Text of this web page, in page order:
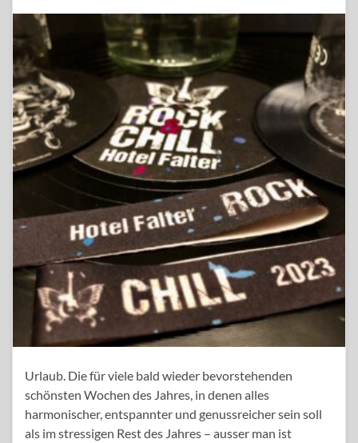
Urlaub. Die für viele bald wieder bevorstehenden
schönsten Wochen des Jahres, in denen alles
harmonischer, entspannter und genussreicher sein soll
als im stressigen Rest des Jahres – ausser man ist